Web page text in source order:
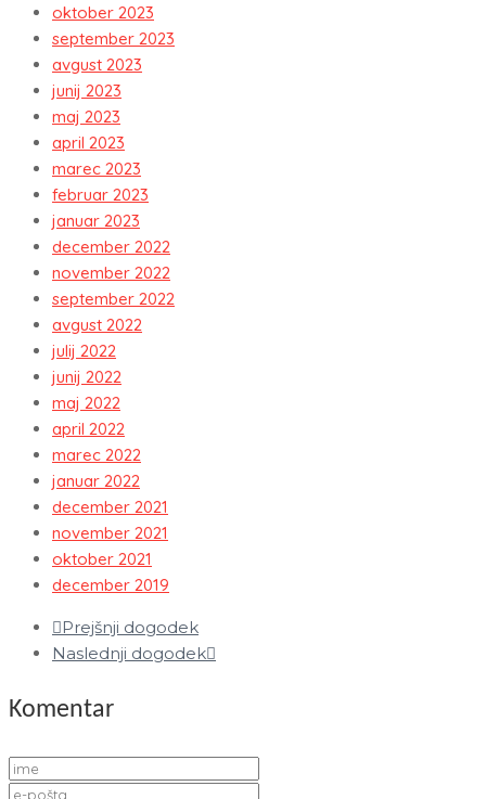
oktober 2023
september 2023
avgust 2023
junij 2023
maj 2023
april 2023
marec 2023
februar 2023
januar 2023
december 2022
november 2022
september 2022
avgust 2022
julij 2022
junij 2022
maj 2022
april 2022
marec 2022
januar 2022
december 2021
november 2021
oktober 2021
december 2019
Prejšnji dogodek
Naslednji dogodek
Komentar